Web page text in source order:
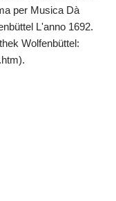
per Musica Dà
L'anno 1692.
Wolfenbüttel: